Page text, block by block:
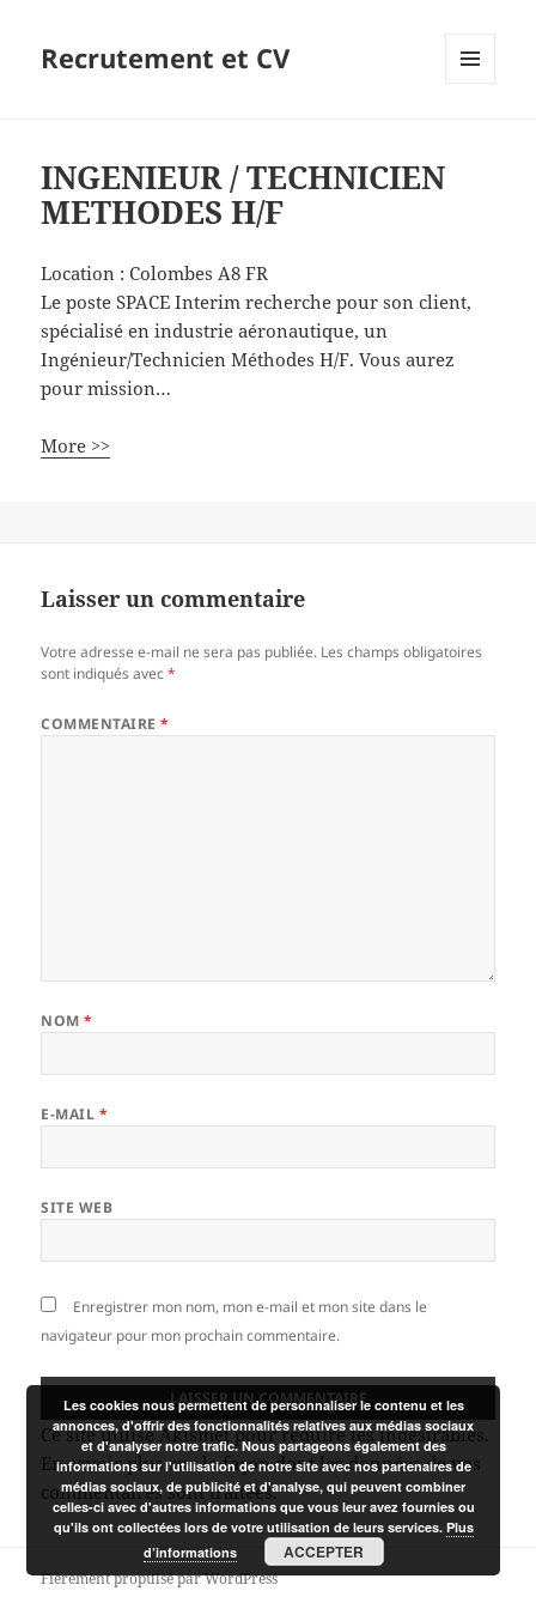
Recrutement et CV
INGENIEUR / TECHNICIEN
METHODES H/F
Location :Colombes A8 FR
Le poste SPACE Interim recherche pour son client,
spécialisé en industrie aéronautique, un
Ingénieur/Technicien Méthodes H/F. Vous aurez
pour mission…
More >>
Laisser un commentaire
Votre adresse e-mail ne sera pas publiée. Les champs obligatoires
sont indiqués avec*
COMMENTAIRE*
NOM*
E-MAIL *
SITE WEB
Enregistrer mon nom, mon e-mail et mon site dans le
navigateur pour mon prochain commentaire.
Ce site utilise Akismet pour réduire les indésirables.
En savoir plus sur la façon dont les données de vos
commentaires sont traitées.
Fièrement propulsé par WordPress
Les cookies nous permettent de personnaliser le contenu et les
annonces, d'offrir des fonctionnalités relatives aux médias sociaux
et d'analyser notre trafic. Nous partageons également des
informations sur l'utilisation de notre site avec nos partenaires de
médias sociaux, de publicité et d'analyse, qui peuvent combiner
celles-ci avec d'autres informations que vous leur avez fournies ou
qu'ils ont collectées lors de votre utilisation de leurs services. Plus
d’informations
ACCEPTER